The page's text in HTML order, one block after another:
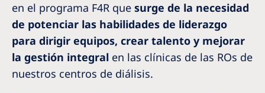
North America
United States of America
NephroCare International
en el programa F4R que surge de la necesidad
de potenciar las habilidades de liderazgo
para dirigir equipos, crear talento y mejorar
la gestión integral en las clínicas de las ROs de
nuestros centros de diálisis.